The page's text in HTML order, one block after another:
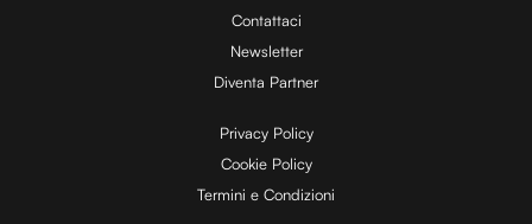
d
e
Contattaci
Newsletter
Diventa Partner
Privacy Policy
Cookie Policy
Termini e Condizioni